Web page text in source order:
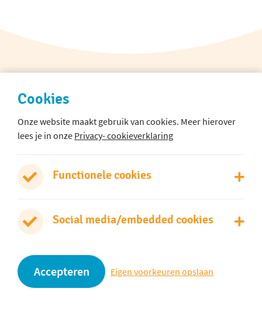
Hoofdgebouw
Buitendorpstraat 1
2471 AW Zwammerdam
Cookies
Onze website maakt gebruik van cookies. Meer hierover
lees je in onze Privacy- cookieverklaring
Functionele cookies
Social media/embedded cookies
Accepteren Eigen voorkeuren opslaan